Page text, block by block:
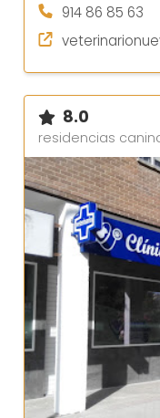
914 86 85 63
8.0
residencias